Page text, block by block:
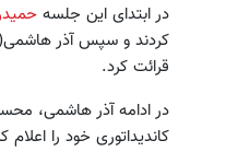
در ابتدای این جلسه
کردند و سپس آذر
قرائت کرد.
در ادامه آذر هاشمی،
کاندیداتوری خود را